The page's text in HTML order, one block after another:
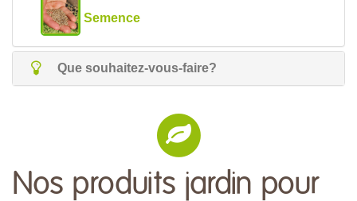
Semence
Que souhaitez-vous-faire?
Nos produits jardin pour